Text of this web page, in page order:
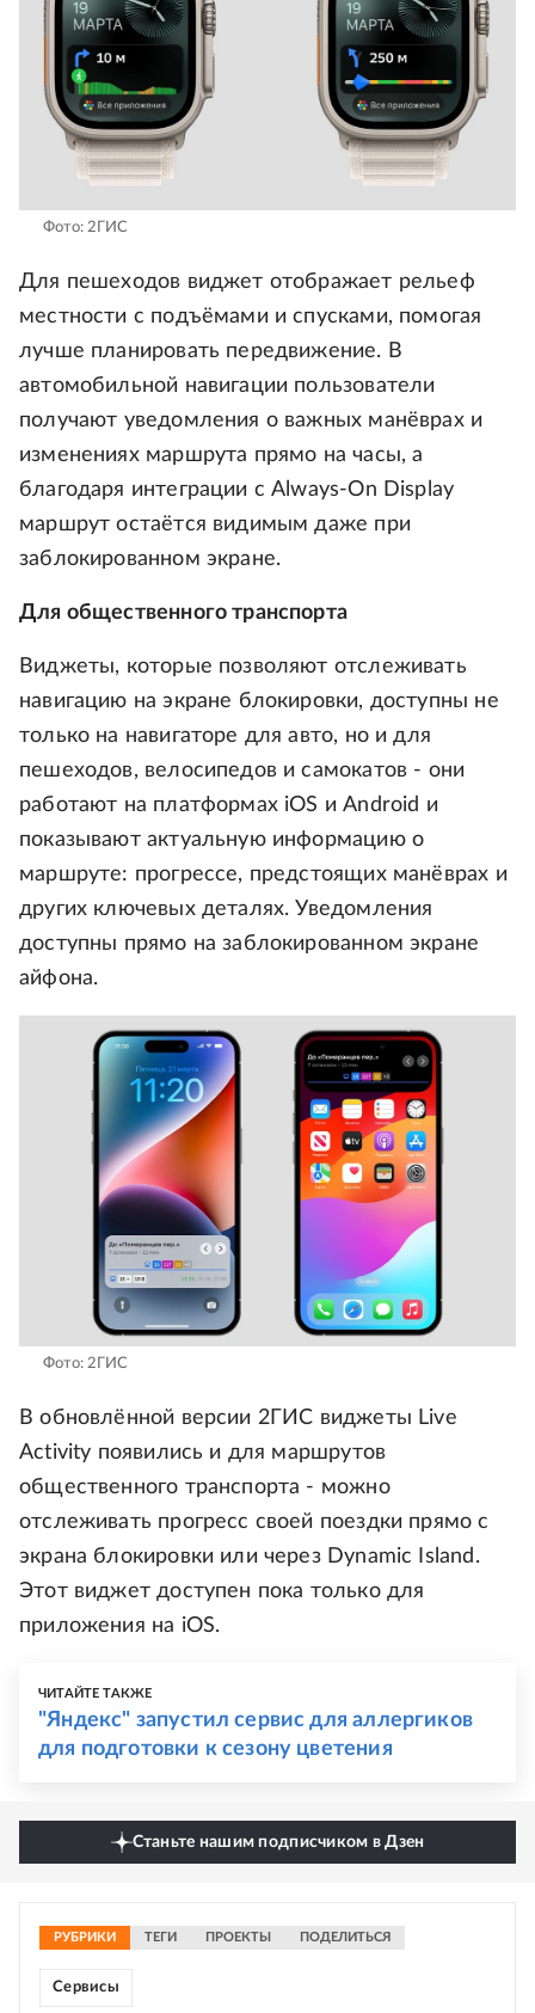
Фото: 2ГИС
Для пешеходов виджет отображает рельеф
местности с подъёмами и спусками, помогая
лучше планировать передвижение. В
автомобильной навигации пользователи
получают уведомления о важных манёврах и
изменениях маршрута прямо на часы, а
благодаря интеграции с Always-On Display
маршрут остаётся видимым даже при
заблокированном экране.
Для общественного транспорта
Виджеты, которые позволяют отслеживать
навигацию на экране блокировки, доступны не
только на навигаторе для авто, но и для
пешеходов, велосипедов и самокатов - они
работают на платформах iOS и Android и
показывают актуальную информацию о
маршруте: прогрессе, предстоящих манёврах и
других ключевых деталях. Уведомления
доступны прямо на заблокированном экране
айфона.
Фото: 2ГИС
В обновлённой версии 2ГИС виджеты Live
Activity появились и для маршрутов
общественного транспорта - можно
отслеживать прогресс своей поездки прямо с
экрана блокировки или через Dynamic Island.
Этот виджет доступен пока только для
приложения на iOS.
ЧИТАЙТЕ ТАКЖЕ
"Яндекс" запустил сервис для аллергиков
для подготовки к сезону цветения
Станьте нашим подписчиком в Дзен
РУБРИКИ ТЕГИ ПРОЕКТЫ ПОДЕЛИТЬСЯ
Сервисы